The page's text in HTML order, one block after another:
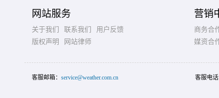
网站服务
关于我们 联系我们
用户反馈
版权声明
网站律师
营销
商务合
媒资合
客服邮箱： service@weather.com.cn 客服电